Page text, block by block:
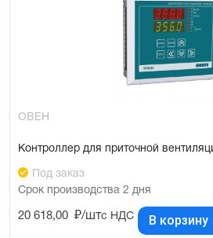
ОВЕН
Контроллер для приточной
Под заказ
Срок производства 2 дня
20 618,00 ₽/штс НДС В корзину